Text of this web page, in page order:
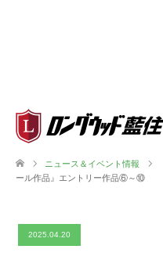
ニュース＆イベント情報
ール作品』エントリー作品⑥～⑩
2025.04.20